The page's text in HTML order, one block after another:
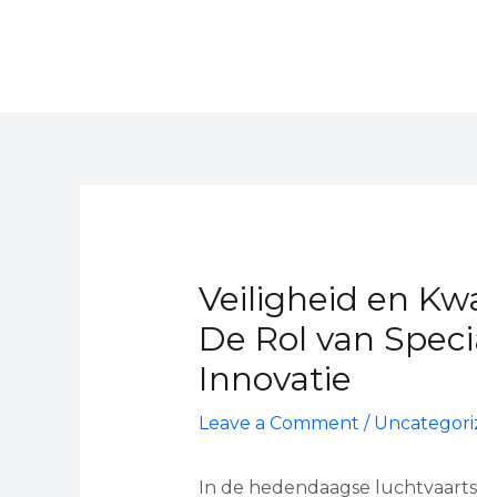
Veiligheid en
De Rol van
Innovatie
Leave a Comment /
In de hedendaagse